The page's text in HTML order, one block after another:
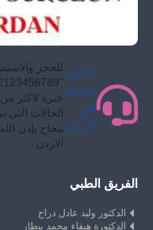
دكتور
تجميل
في
الأردن
للحجز
الحالات
بنجاح بإذن
الاردن
الفريق الطبي
الدكتور وليد عادل دراج
الدكتورة هيفاء محمد بيطار